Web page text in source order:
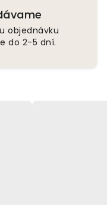
objednávku
do 2-5 dní.